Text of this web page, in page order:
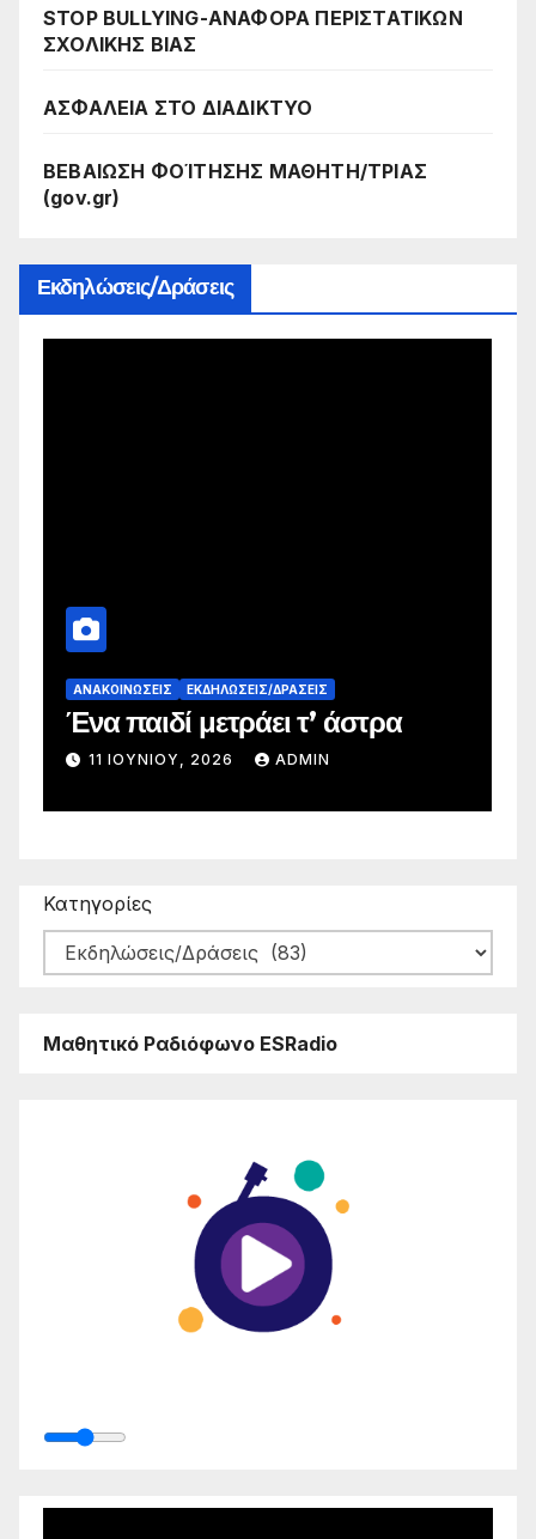
STOP BULLYING-ΑΝΑΦΟΡΑ ΠΕΡΙΣΤΑΤΙΚΩΝ
ΣΧΟΛΙΚΗΣ ΒΙΑΣ
ΑΣΦΑΛΕΙΑ ΣΤΟ ΔΙΑΔΙΚΤΥΟ
ΒΕΒΑΙΩΣΗ ΦΟΊΤΗΣΗΣ ΜΑΘΗΤΗ/ΤΡΙΑΣ
(gov.gr)
Εκδηλώσεις/Δράσεις
ΑΝΑΚΟΙΝΏΣΕΙΣ ΕΚΔΗΛΏΣΕΙΣ/ΔΡΆΣΕΙΣ
Ένα παιδί μετράει τ’ άστρα
11 ΙΟΥΝΊΟΥ, 2026 ADMIN
Κατηγορίες
Μαθητικό Ραδιόφωνο ESRadio